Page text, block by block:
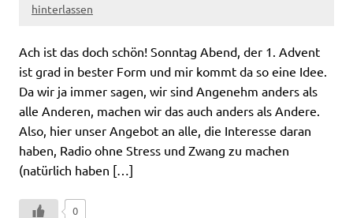
hinterlassen
Ach ist das doch schön! Sonntag Abend, der 1. Advent
ist grad in bester Form und mir kommt da so eine Idee.
Da wir ja immer sagen, wir sind Angenehm anders als
alle Anderen, machen wir das auch anders als Andere.
Also, hier unser Angebot an alle, die Interesse daran
haben, Radio ohne Stress und Zwang zu machen
(natürlich haben […]
0